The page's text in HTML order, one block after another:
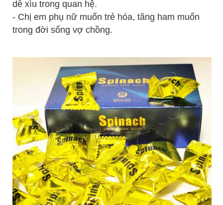
dễ xìu trong quan hệ.
- Chị em phụ nữ muốn trẻ hóa, tăng ham muốn
trong đời sống vợ chồng.